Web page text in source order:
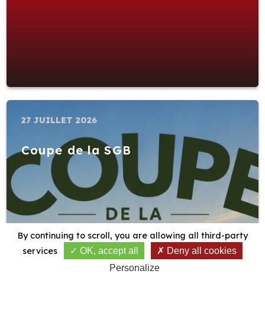
27 JUILLET 2026
Coupe de la SGB
By continuing to scroll, you are allowing all third-party
services
OK, accept all
Deny all cookies
Personalize